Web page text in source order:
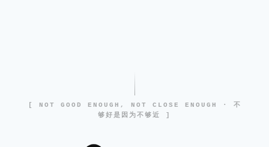
[ NOT GOOD ENOUGH, NOT CLOSE ENOUGH · 不
够好是因为不够近 ]